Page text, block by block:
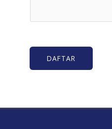
DAFTAR